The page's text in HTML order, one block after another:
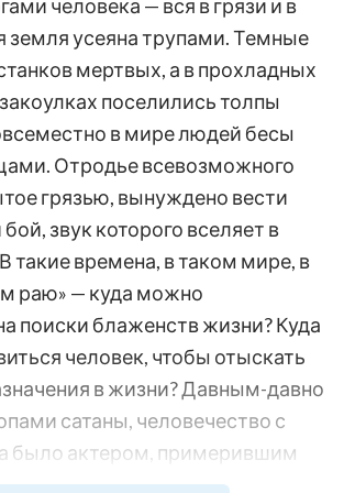
человека — вся в грязи и в
земля усеяна трупами. Темные
мертвых, а в прохладных
поселились толпы
в мире людей бесы
Отродье всевозможного
грязью, вынуждено вести
звук которого вселяет в
такие времена, в таком мире, в
раю» — куда можно
поиски блаженств жизни? Куда
человек, чтобы отыскать
в жизни? Давным-давно
сатаны, человечество с
было актером, примерившим
того, человечество есть